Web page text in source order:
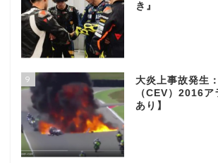
き』
9
大炎上事故発生
（CEV）2016
あり】